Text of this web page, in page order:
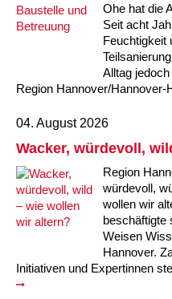
Ohe hat die
Seit acht
Feuchtigkeit
Alltag
Region Hannover/Hannover-
04. August 2026
Wacker, würdevoll,
Region
würdevoll,
wollen wir
beschäftigte
Weisen
Hannover.
Initiativen und Expertinnen